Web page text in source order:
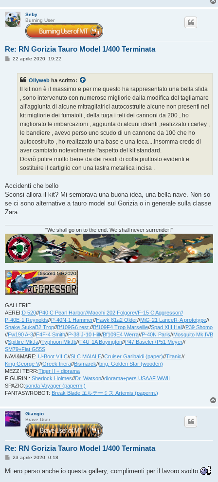
Seby
Burning User
Re: RN Gorizia Tauro Model 1/400 Terminata
M22 aprile 2020, 19:22
Ollyweb ha scritto:
Il kit non è il massimo e per me questo ha rappresentato una bella sfida
, sono intervenuto con numerose migliorie dalla modifica del tagliamare
all'aggiunta di alcune mitragliatrici autocostruite alcune non presenti nel
kit migliorie dei fumaioli , della tuga i teli dei cannoni da 200 , ho
migliorato le imbarcazioni , aggiunta di alcuni idranti ,realizzato i carley ,
le bandiere , avevo perso uno scudo di un cannone da 100 che ho
autocostruito , ho realizzato una base e una teca....insomma credo di
aver cambiato notevolmente l'aspetto del kit standard.
Dovrò pulire molto bene da dei residi di colla piuttosto evidenti e
sostituire il cartiglio con una lastra metallica incisa .
Accidenti che bello
Sconsi allora il kit? Mi sembrava una buona idea, una bella nave. Non so
se ci sono alternative a tauro model sul Gorizia o in generale sulla classe
Zara.
"We shall go on to the end. We shall never surrender!"
GALLERIE
AEREI:D 520//P40 C Pearl Harbor//Macchi 202 Folgore//F-15 C Aggressor//
P-40E-1 Reynolds//P-40N-1 Hammer//Hawk 81a2 Older//MiG-21 LanceR-A prototype//
Snake StukaB2 Trop//Bf109G6 rest. //Bf109F4 Trop Marseille//Spad XIII Hall//P39 Shomo
//Fw190 A-3//F4F-4 Smith//P-38 J-10 Hill//Bf109E4 Werra//P-40N Paris//Mosquito Mk.IVB
//Spitfire Mk.Ia//Typhoon Mk.Ib//F4U-1A Boyington//P47 Baseler+P51 Meyer//
SM79+Fiat G55S
NAVI&MARE: U-Boot VII C//SLC MAIALE//Cruiser Garibaldi (paper)//Titanic//
King George V//Greek triera//Bismarck//brig. Golden Star (wooden)
MEZZI TERR:Tiger II + diorama
FIGURINI: Sherlock Holmes//Dr. Watson//diorama+pers USAAF WWII
SPAZIO:sonda Voyager (paperm.)
FANTASY/ROBOT: Break Blade エルテーミス Artemis (paperm.)
Giangio
Brave User
Re: RN Gorizia Tauro Model 1/400 Terminata
M
s
s
23 aprile 2020, 0:18
Mi ero perso anche io questa gallery, complimenti per il lavoro svolto